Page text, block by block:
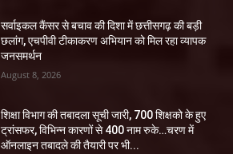
सर्वाइकल कैंसर से बचाव की दिशा में छत्तीसगढ़ की बड़ी
छलांग, एचपीवी टीकाकरण अभियान को मिल रहा व्यापक
जनसमर्थन
August 8, 2026
शिक्षा विभाग की तबादला सूची जारी, 700 शिक्षको के हुए
ट्रांसफर, विभिन्न कारणों से 400 नाम रुके…चरण में
ऑनलाइन तबादले की तैयारी पर भी...